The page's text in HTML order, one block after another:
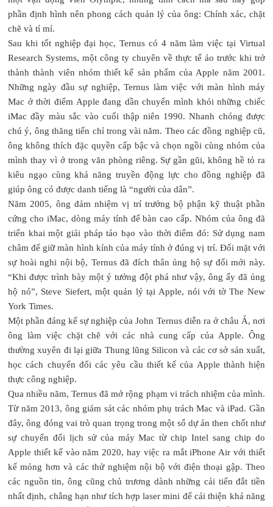
phần định hình nên phong cách quản lý của ông: Chính xác, chặt
chẽ và tỉ mỉ.
Sau khi tốt nghiệp đại học, Ternus có 4 năm làm việc tại Virtual
Research Systems, một công ty chuyên về thực tế ảo trước khi trở
thành thành viên nhóm thiết kế sản phẩm của Apple năm 2001.
Những ngày đầu sự nghiệp, Ternus làm việc với màn hình máy
Mac ở thời điểm Apple đang dần chuyển mình khỏi những chiếc
iMac đầy màu sắc vào cuối thập niên 1990. Nhanh chóng được
chú ý, ông thăng tiến chỉ trong vài năm. Theo các đồng nghiệp cũ,
ông không thích đặc quyền cấp bậc và chọn ngồi cùng nhóm của
mình thay vì ở trong văn phòng riêng. Sự gần gũi, không hề tỏ ra
kiêu ngạo cùng khả năng truyền động lực cho đồng nghiệp đã
giúp ông có được danh tiếng là “người của dân”.
Năm 2005, ông đảm nhiệm vị trí trưởng bộ phận kỹ thuật phần
cứng cho iMac, dòng máy tính để bàn cao cấp. Nhóm của ông đã
triển khai một giải pháp táo bạo vào thời điểm đó: Sử dụng nam
châm để giữ màn hình kính của máy tính ở đúng vị trí. Đối mặt với
sự hoài nghi nội bộ, Ternus đã đích thân ủng hộ sự đổi mới này.
“Khi được trình bày một ý tưởng đột phá như vậy, ông ấy đã ủng
hộ nó”, Steve Siefert, một quản lý tại Apple, nói với tờ The New
York Times.
Một phần đáng kể sự nghiệp của John Ternus diễn ra ở châu Á, nơi
ông làm việc chặt chẽ với các nhà cung cấp của Apple. Ông
thường xuyên đi lại giữa Thung lũng Silicon và các cơ sở sản xuất,
học cách chuyển đổi các yêu cầu thiết kế của Apple thành hiện
thực công nghiệp.
Qua nhiều năm, Ternus đã mở rộng phạm vi trách nhiệm của mình.
Từ năm 2013, ông giám sát các nhóm phụ trách Mac và iPad. Gần
đây, ông đóng vai trò quan trọng trong một số dự án then chốt như
sự chuyển đổi lịch sử của máy Mac từ chip Intel sang chip do
Apple thiết kế vào năm 2020, hay việc ra mắt iPhone Air với thiết
kế mỏng hơn và các thử nghiệm nội bộ với điện thoại gập. Theo
các nguồn tin, ông cũng chủ trương dành những cải tiến đắt tiền
nhất định, chẳng hạn như tích hợp laser mini để cải thiện khả năng